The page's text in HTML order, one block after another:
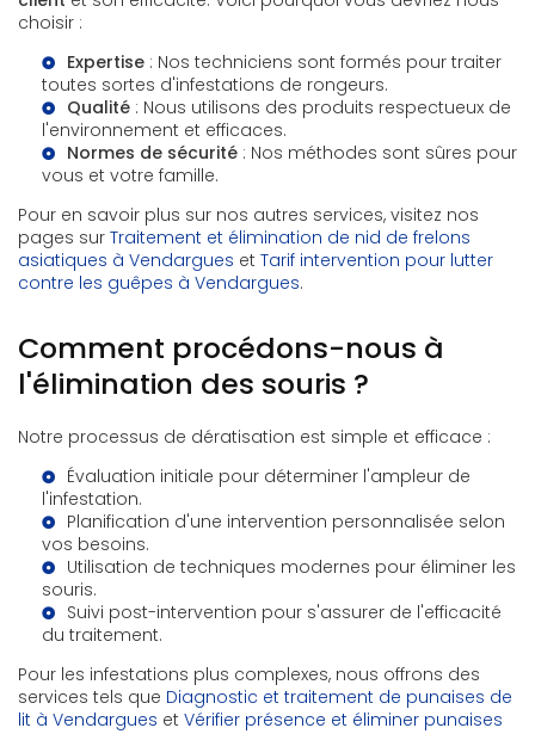
choisir :
Expertise : Nos techniciens sont formés pour traiter
toutes sortes d'infestations de rongeurs.
Qualité : Nous utilisons des produits respectueux de
l'environnement et efficaces.
Normes de sécurité : Nos méthodes sont sûres pour
vous et votre famille.
Pour en savoir plus sur nos autres services, visitez nos
pages sur Traitement et élimination de nid de frelons
asiatiques à Vendargues et Tarif intervention pour lutter
contre les guêpes à Vendargues.
Comment procédons-nous à
l'élimination des souris ?
Notre processus de dératisation est simple et efficace :
Évaluation initiale pour déterminer l'ampleur de
l'infestation.
Planification d'une intervention personnalisée selon
vos besoins.
Utilisation de techniques modernes pour éliminer les
souris.
Suivi post-intervention pour s'assurer de l'efficacité
du traitement.
Pour les infestations plus complexes, nous offrons des
services tels que Diagnostic et traitement de punaises de
lit à Vendargues et Vérifier présence et éliminer punaises